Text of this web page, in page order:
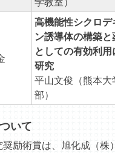
高機能性シクロデ
ン誘導体の構築
としての有効利用
研究
平山文俊（熊本大
部）
いて
励術賞は、旭化成（株